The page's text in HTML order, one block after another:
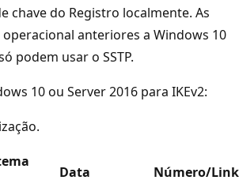
chave do Registro localmente. As
anteriores a Windows 10
podem usar o SSTP.
10 ou Server 2016 para IKEv2:
Data
Número/Link